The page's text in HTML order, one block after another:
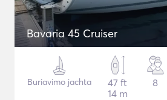
Bavaria 45 Cruiser
Buriavimo jachta
47 ft
14 m
8